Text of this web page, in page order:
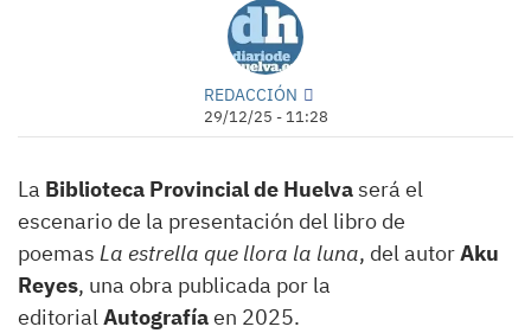
REDACCIÓN
29/12/25 - 11:28
La Biblioteca Provincial de Huelvaserá el
escenario de la presentación del libro de
poemas La estrella que llora la luna, del autorAku
Reyes, una obra publicada por la
editorialAutografíaen 2025.